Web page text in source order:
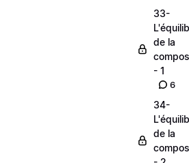
33-
de la
- 1
6
34-
de la